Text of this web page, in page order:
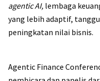
agentic AI, lembaga
yang lebih adaptif,
peningkatan nilai bisnis.
Agentic Finance